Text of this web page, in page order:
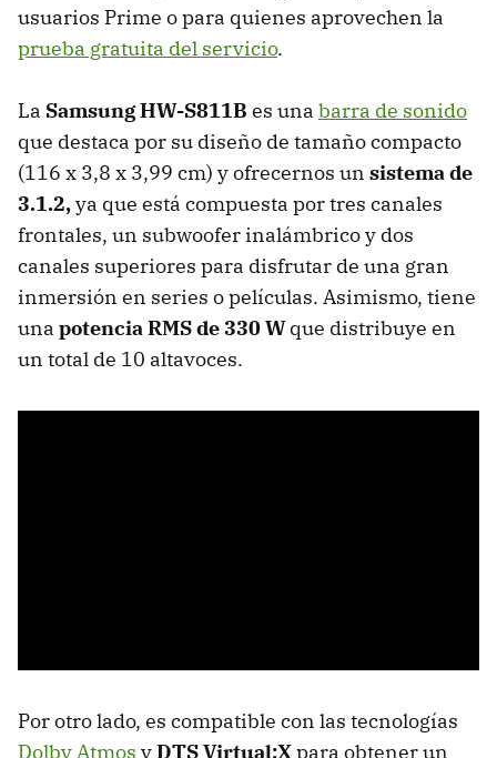
usuarios Prime o para quienes aprovechen la
prueba gratuita del servicio.
La Samsung HW-S811B es una barra de sonido
que destaca por su diseño de tamaño compacto
(116 x 3,8 x 3,99 cm) y ofrecernos un sistema de
3.1.2,ya que está compuesta por tres canales
frontales, un subwoofer inalámbrico y dos
canales superiores para disfrutar de una gran
inmersión en series o películas. Asimismo, tiene
una potencia RMS de 330 Wque distribuye en
un total de 10 altavoces.
Por otro lado, es compatible con las tecnologías
Dolby Atmos yDTS Virtual:Xpara obtener un